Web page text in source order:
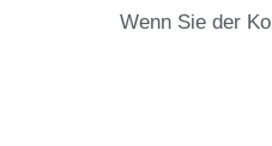
Wenn Sie der